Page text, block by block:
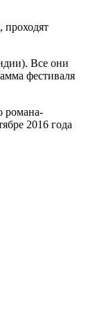
проходят
Все они
фестиваля
романа-
2016 года